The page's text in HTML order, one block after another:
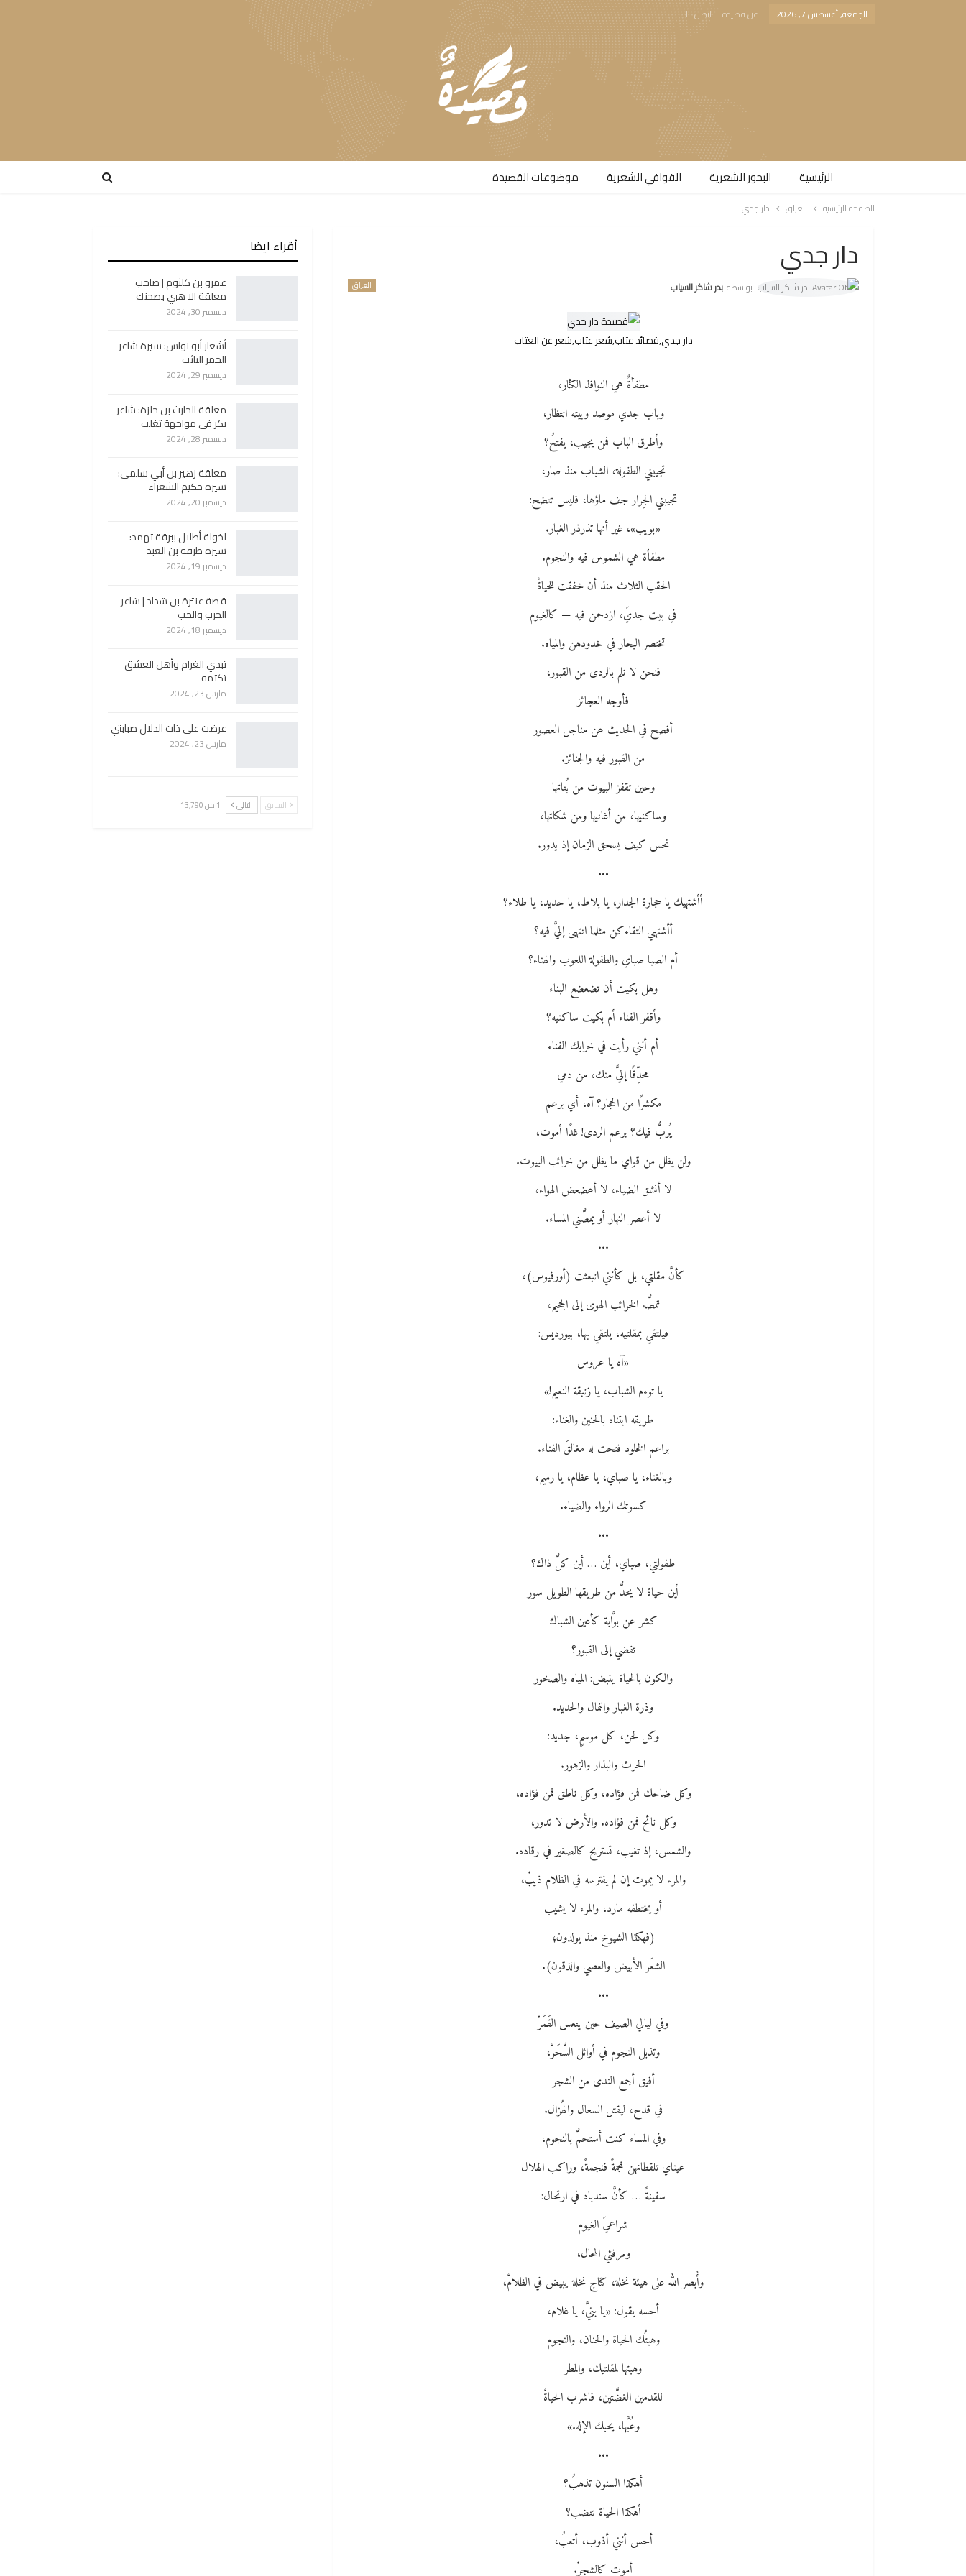
الجمعة, أغسطس 7, 2026 عن قصيدة اتصل بنا
الرئيسية البحور الشعرية​ القوافي الشعرية​ موضوعات القصيدة​
الصفحة الرئيسية العراق دار جدي
دار جدي
العراق بواسطة بدر شاكر السياب
دار جدي,قصائد عتاب,شعر عتاب,شعر عن العتاب
مطفأةٌ هي النوافذ الكثار،
وباب جدي موصد وبيته انتظار،
وأطرق الباب فمن يجيب، يفتحُ؟
تجيبني الطفولة، الشباب منذ صار،
تجيبني الجِرار جف ماؤها، فليس تنضح:
«بويب»، غير أنها تذرذر الغبار.
مطفأة هي الشموس فيه والنجوم.
الحقب الثلاث منذ أن خفقت للحياةْ
في بيت جديَ، ازدحمن فيه — كالغيوم
تختصر البحار في خدودهن والمياه.
فنحن لا نلم بالردى من القبور،
فأوجه العجائز
أفصح في الحديث عن مناجل العصور
من القبور فيه والجنائز.
وحين تقفز البيوت من بُناتها
وساكنيها، من أغانيها ومن شكاتها،
نحس كيف يسحق الزمان إذ يدور.
•••
أأشتهيك يا حجارة الجدار، يا بلاط، يا حديد، يا طلاء؟
أأشتهي التقاءكن مثلما انتهى إليَّ فيه؟
أم الصبا صباي والطفولة اللعوب والهناء؟
وهل بكيت أن تضعضع البناء
وأقفر الفناء أم بكيت ساكنيه؟
أم أنني رأيت في خرابك الفناء
محدِّقًا إليَّ منك، من دمي
مكشرًا من الحجار؟ آه، أي برعم
يُربُّ فيك؟ برعم الردى! غدًا أموت،
ولن يظل من قواي ما يظل من خرائب البيوت.
لا أنشق الضياء، لا أعضعض الهواء،
لا أعصر النهار أو يمصُّني المساء.
•••
كأنَّ مقلتي، بل كأنني انبعثت (أورفيوس)،
تمصُّه الخرائب الهوى إلى الجحيم،
فيلتقي بمقلتيه، يلتقي بها، بيورديس:
«آه يا عروس
يا توءم الشباب، يا زنبقة النعيم!»
طريقه ابتناه بالحنين والغناء:
براعم الخلود فتحت له مغالقَ الفناء.
وبالغناء، يا صباي، يا عظام، يا رميم،
كسوتك الرواء والضياء.
•••
طفولتي، صباي، أين … أين كلُّ ذاك؟
أين حياة لا يحدُّ من طريقها الطويل سور
كشر عن بوَّابة كأعين الشباك
تفضي إلى القبور؟
والكون بالحياة ينبض: المياه والصخور
وذرة الغبار والنمال والحديد.
وكل لحن، كل موسمٍ، جديد:
الحرث والبذار والزهور.
وكل ضاحك فمن فؤاده، وكل ناطق فمن فؤاده،
وكل نائح فمن فؤاده. والأرض لا تدور،
والشمس، إذ تغيب، تستريح كالصغير في رقاده.
والمرء لا يموت إن لم يفترسه في الظلام ذيبْ،
أو يختطفه مارد، والمرء لا يشيب
(فهكذا الشيوخ منذ يولدون؛
الشعَر الأبيض والعصي والذقون).
•••
وفي ليالي الصيف حين ينعس القَمَرْ
وتذبل النجوم في أوائل السَّحَرْ،
أفيق أجمع الندى من الشجر
في قدح، ليقتل السعال والهُزال.
وفي المساء كنت أستحمُّ بالنجوم،
عيناي تلقطانهن نجمةً فنجمةً، وراكب الهلال
سفينةً … كأنَّ سندباد في ارتحال:
شراعيَ الغيوم
ومرفئي المحال،
وأُبصر الله على هيئة نخلة، كتاج نخلة يبيض في الظلامْ،
أحسه يقول: «يا بنيَّ، يا غلام،
وهبتُك الحياة والحنان، والنجوم
وهبتها لمقلتيك، والمطر
للقدمين الغضَّتين، فاشرب الحياةْ
وعُبَّها، يحبك الإله.»
•••
أهكذا السنون تذهبُ؟
أهكذا الحياة تنضب؟
أحس أنني أذوب، أتعبُ،
أموت كالشجرْ.
أقراء ايضا
عمرو بن كلثوم | صاحب
معلقة الا هبي بصحنك
ديسمبر 30, 2024
أشعار أبو نواس: سيرة شاعر
الخمر التائب
ديسمبر 29, 2024
معلقة الحارث بن حلزة: شاعر
بكر في مواجهة تغلب
ديسمبر 28, 2024
معلقة زهير بن أبي سلمى:
سيرة حكيم الشعراء
ديسمبر 20, 2024
لخولة أطلال ببرقة ثهمد:
سيرة طرفة بن العبد
ديسمبر 19, 2024
قصة عنترة بن شداد | شاعر
الحرب والحب
ديسمبر 18, 2024
تبدي الغرام وأهل العشق
تكتمه
مارس 23, 2024
عرضت على ذات الدلال صبابتي
مارس 23, 2024
السابق التالي 1 من 13٬790